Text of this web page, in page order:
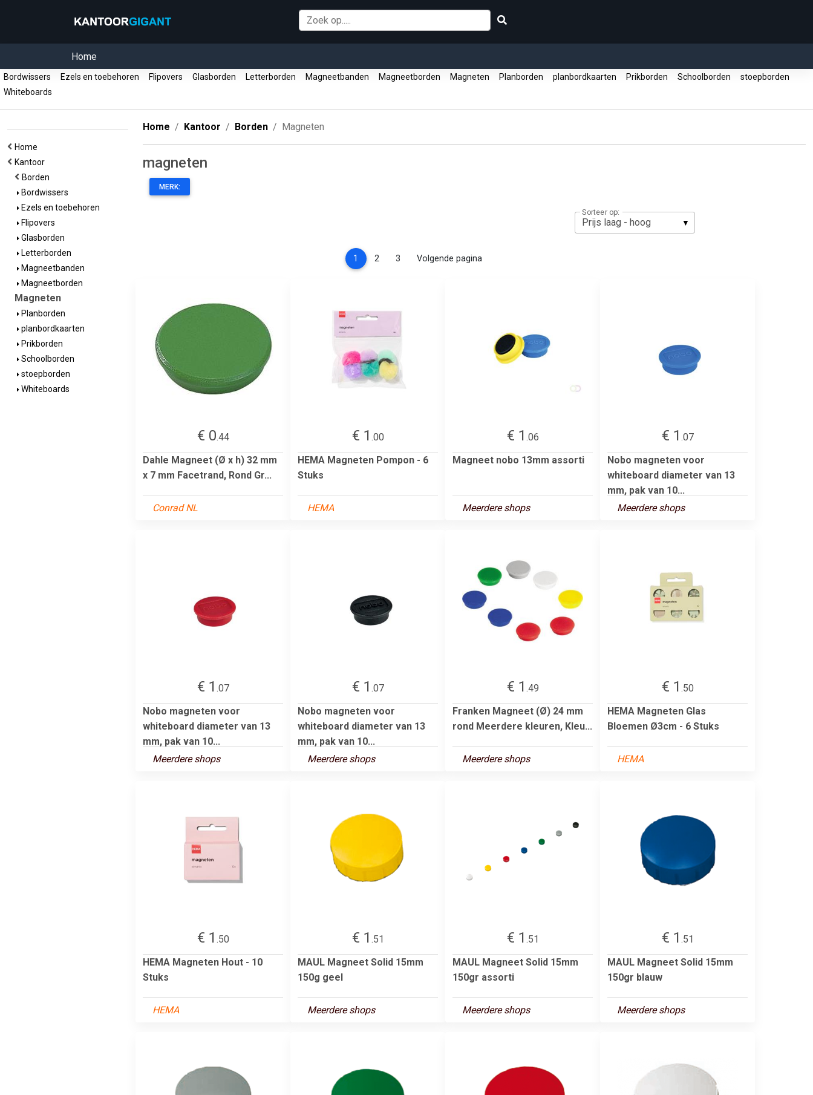
Home
Bordwissers Ezels en toebehoren Flipovers Glasborden Letterborden Magneetbanden Magneetborden Magneten Planborden planbordkaarten Prikborden Schoolborden
stoepborden
Whiteboards
Home
Kantoor
Borden
Bordwissers
Ezels en toebehoren
Flipovers
Glasborden
Letterborden
Magneetbanden
Magneetborden
Magneten
Planborden
planbordkaarten
Prikborden
Schoolborden
stoepborden
Whiteboards
Home Kantoor Borden Magneten
magneten
MERK:
Sorteer op:
1 (current)
2 3 Volgende pagina
€ 0.44
Dahle Magneet (Ø x h) 32 mm
x 7 mm Facetrand, Rond Gr...
Conrad NL
€ 1 .00
HEMA Magneten Pompon - 6
Stuks
HEMA
€ 1 .06
Magneet nobo 13mm assorti
Meerdere shops
€ 1 .07
Nobo magneten voor
whiteboard diameter van 13
mm, pak van 10...
Meerdere shops
€ 1 .07
Nobo magneten voor
whiteboard diameter van 13
mm, pak van 10...
Meerdere shops
€ 1 .07
Nobo magneten voor
whiteboard diameter van 13
mm, pak van 10...
Meerdere shops
€ 1 .49
Franken Magneet (Ø) 24 mm
rond Meerdere kleuren, Kleu...
Meerdere shops
€ 1 .50
HEMA Magneten Glas
Bloemen Ø3cm - 6 Stuks
HEMA
€ 1 .50
HEMA Magneten Hout - 10
Stuks
HEMA
€ 1 .51
MAUL Magneet Solid 15mm
150g geel
Meerdere shops
€ 1 .51
MAUL Magneet Solid 15mm
150gr assorti
Meerdere shops
€ 1 .51
MAUL Magneet Solid 15mm
150gr blauw
Meerdere shops